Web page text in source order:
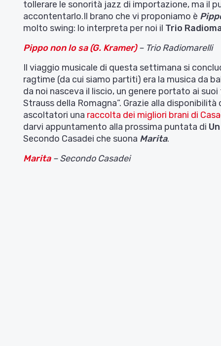
tollerare le sonorità jazz di importazione, ma il
accontentarlo.Il brano che vi proponiamo è
molto swing: lo interpreta per noi il Trio
Pippo non lo sa (G. Kramer)– Trio Radiomarelli
Il viaggio musicale di questa settimana si
ragtime (da cui siamo partiti) era la musica da
da noi nasceva il liscio, un genere portato ai
Strauss della Romagna”. Grazie alla
ascoltatori una raccolta dei migliori brani di
darvi appuntamento alla prossima puntata di
Secondo Casadei che suona Marita.
Marita– Secondo Casadei